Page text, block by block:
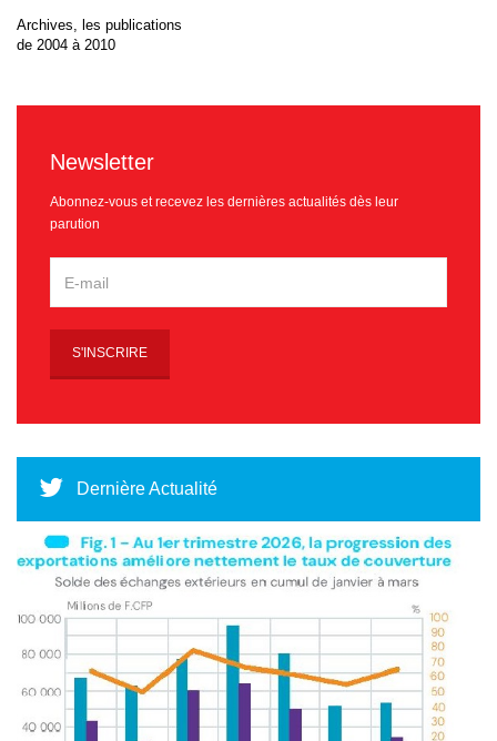
Archives, les publications
de 2004 à 2010
Newsletter
Abonnez-vous et recevez les dernières actualités dès leur
parution
Dernière Actualité